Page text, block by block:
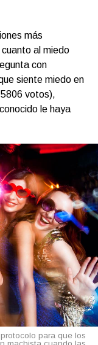
más
al miedo
con
siente miedo en
votos),
le haya
para que los